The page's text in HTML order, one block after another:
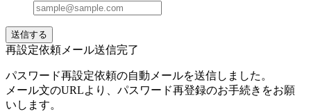
送信する
再設定依頼メール送信完了
パスワード再設定依頼の自動メールを送信しました。
メール文のURLより、パスワード再登録のお手続きをお願
いします。